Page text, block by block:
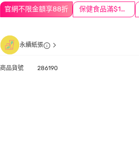
官網不限金額享88折 保健食品滿$1200送$100
永續紙張
商品貨號 286190